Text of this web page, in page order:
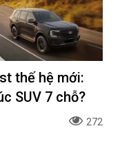
thế hệ mới:
SUV 7 chỗ?
272